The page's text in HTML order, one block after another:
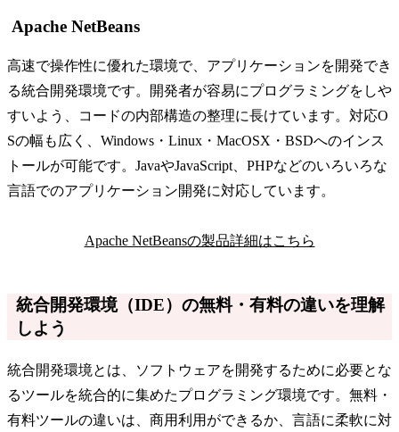
Apache NetBeans
高速で操作性に優れた環境で、アプリケーションを開発でき
る統合開発環境です。開発者が容易にプログラミングをしや
すいよう、コードの内部構造の整理に長けています。対応O
Sの幅も広く、Windows・Linux・MacOSX・BSDへのインス
トールが可能です。JavaやJavaScript、PHPなどのいろいろな
言語でのアプリケーション開発に対応しています。
Apache NetBeansの製品詳細はこちら
統合開発環境（IDE）の無料・有料の違いを理解
しよう
統合開発環境とは、ソフトウェアを開発するために必要とな
るツールを統合的に集めたプログラミング環境です。無料・
有料ツールの違いは、商用利用ができるか、言語に柔軟に対